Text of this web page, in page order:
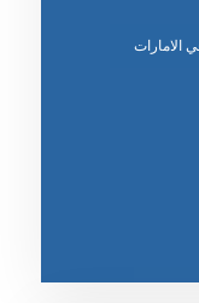
الامارات